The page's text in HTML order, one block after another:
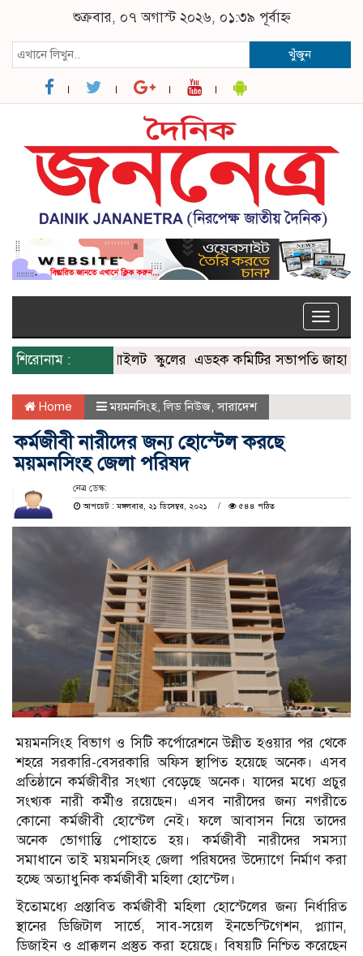
শুক্রবার, ০৭ অগাস্ট ২০২৬, ০১:৩৯ পূর্বাহ্ন
খুঁজুন
Toggle
শিরোনাম :
মোহনগঞ্জের পাইলট স্কুলের এডহক কমিটির সভাপতি জাহাঙ্গীর
Home ময়মনসিংহ,লিড নিউজ,সারাদেশ
কর্মজীবী নারীদের জন্য হোস্টেল করছে
ময়মনসিংহ জেলা পরিষদ
নেত্র ডেস্ক:
আপডেট : মঙ্গলবার, ২১ ডিসেম্বর, ২০২১
৫৪৪ পঠিত
ময়মনসিংহ বিভাগ ও সিটি কর্পোরেশনে উন্নীত হওয়ার পর থেকে
শহরে সরকারি-বেসরকারি অফিস স্থাপিত হয়েছে অনেক। এসব
প্রতিষ্ঠানে কর্মজীবীর সংখ্যা বেড়েছে অনেক। যাদের মধ্যে প্রচুর
সংখ্যক নারী কর্মীও রয়েছেন। এসব নারীদের জন্য নগরীতে
কোনো কর্মজীবী হোস্টেল নেই। ফলে আবাসন নিয়ে তাদের
অনেক ভোগান্তি পোহাতে হয়। কর্মজীবী নারীদের সমস্যা
সমাধানে তাই ময়মনসিংহ জেলা পরিষদের উদ্যোগে নির্মাণ করা
হচ্ছে অত্যাধুনিক কর্মজীবী মহিলা হোস্টেল।
ইতোমধ্যে প্রস্তাবিত কর্মজীবী মহিলা হোস্টেলের জন্য নির্ধারিত
স্থানের ডিজিটাল সার্ভে, সাব-সয়েল ইনভেস্টিগেশন, প্ল্যাান,
ডিজাইন ও প্রাক্কলন প্রস্তুত করা হয়েছে। বিষয়টি নিশ্চিত করেছেন